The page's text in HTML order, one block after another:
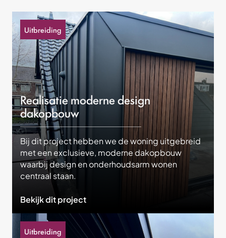
Renovatie
Onderhoud
Over ons
Neem contact
Uitbreiding
Realisatie moderne design
dakopbouw
Bij dit project hebben we de woning uitgebreid
met een exclusieve, moderne dakopbouw
waarbij design en onderhoudsarm wonen
centraal staan.
Bekijk dit project
Uitbreiding